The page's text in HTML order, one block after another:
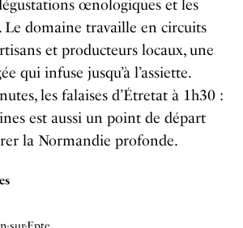
œnologiques et les
Le domaine travaille en circuits
et producteurs locaux, une
qui infuse jusqu’à l’assiette.
les falaises d’Étretat à 1h30 :
est aussi un point de départ
la Normandie profonde.